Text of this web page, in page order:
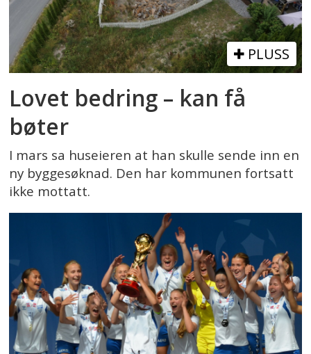
PLUSS
Lovet bedring – kan få
bøter
I mars sa huseieren at han skulle sende inn en
ny byggesøknad. Den har kommunen fortsatt
ikke mottatt.